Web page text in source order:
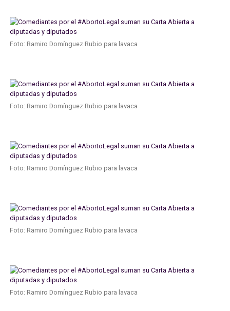
Foto: Ramiro Domínguez Rubio para lavaca
Foto: Ramiro Domínguez Rubio para lavaca
Foto: Ramiro Domínguez Rubio para lavaca
Foto: Ramiro Domínguez Rubio para lavaca
Foto: Ramiro Domínguez Rubio para lavaca